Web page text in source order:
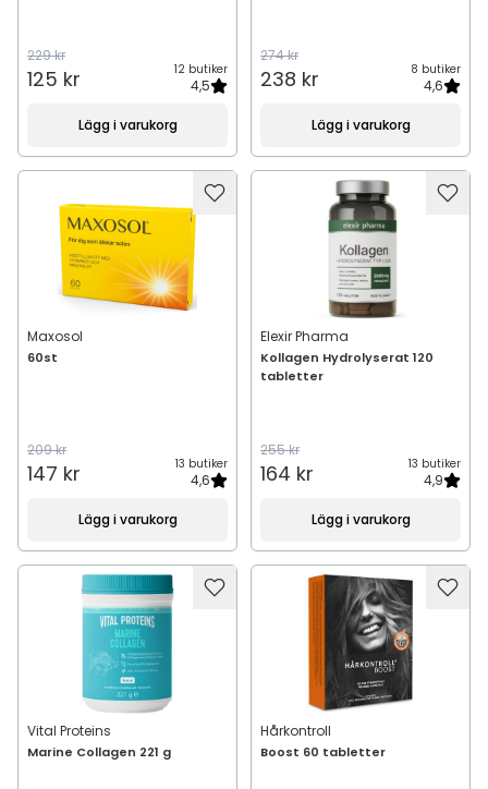
229 kr
125 kr 12 butiker
4,5
Lägg i varukorg
274 kr
238 kr 8 butiker
4,6
Lägg i varukorg
Maxosol
60st
209 kr
147 kr 13 butiker
4,6
Lägg i varukorg
Elexir Pharma
Kollagen Hydrolyserat 120
tabletter
255 kr
164 kr 13 butiker
4,9
Lägg i varukorg
Vital Proteins
Marine Collagen 221 g
Hårkontroll
Boost 60 tabletter